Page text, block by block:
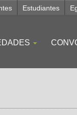
Estudiantes